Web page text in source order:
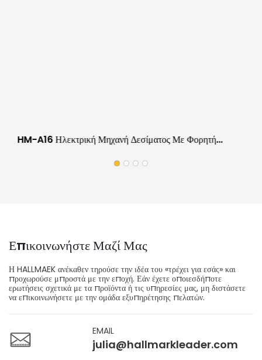
HM-A16 Ηλεκτρική Μηχανή Δεσίματος Με Φορητή
Επικοινωνήστε Μαζί Μας
Η HALLMAEK ανέκαθεν τηρούσε την ιδέα του «τρέχει για εσάς» και
προχωρούσε μπροστά με την εποχή. Εάν έχετε οποιεσδήποτε
ερωτήσεις σχετικά με τα προϊόντα ή τις υπηρεσίες μας, μη διστάσετε
να επικοινωνήσετε με την ομάδα εξυπηρέτησης πελατών.
EMAIL
julia@hallmarkleader.com